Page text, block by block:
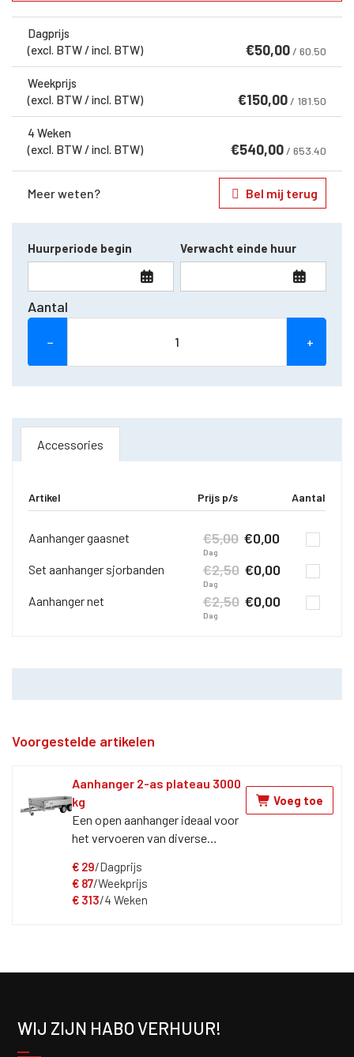
Dagprijs
(excl. BTW / incl. BTW)
€50,00 / 60.50
Weekprijs
(excl. BTW / incl. BTW)
€150,00 / 181.50
4 Weken
(excl. BTW / incl. BTW)
€540,00 / 653.40
Meer weten? Bel mij terug
Huurperiode begin Verwacht einde huur
Aantal
− +
Accessories
Artikel Prijs p/s Aantal
Aanhanger gaasnet €5,00 €0,00
Dag
Set aanhanger sjorbanden €2,50 €0,00
Dag
Aanhanger net €2,50 €0,00
Dag
Voorgestelde artikelen
Aanhanger 2-as plateau 3000
kg
Een open aanhanger ideaal voor
het vervoeren van diverse
aanhangwagen is rijbewijs B-E
nodig. Aanhanger wordt
€ 29/Dagprijs
€ 87/Weekprijs
€ 313/4 Weken
Voeg toe
WIJ ZIJN HABO VERHUUR!